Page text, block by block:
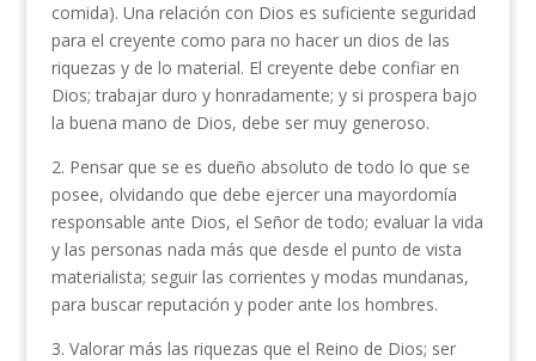
comida). Una relación con Dios es suficiente seguridad
para el creyente como para no hacer un dios de las
riquezas y de lo material. El creyente debe confiar en
Dios; trabajar duro y honradamente; y si prospera bajo
la buena mano de Dios, debe ser muy generoso.
2. Pensar que se es dueño absoluto de todo lo que se
posee, olvidando que debe ejercer una mayordomía
responsable ante Dios, el Señor de todo; evaluar la vida
y las personas nada más que desde el punto de vista
materialista; seguir las corrientes y modas mundanas,
para buscar reputación y poder ante los hombres.
3. Valorar más las riquezas que el Reino de Dios; ser